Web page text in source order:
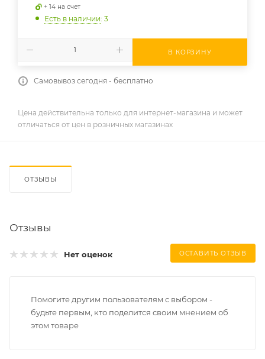
+ 14 на счет
Есть в наличии: 3
В КОРЗИНУ
Самовывоз сегодня - бесплатно
Цена действительна только для интернет-магазина и может
отличаться от цен в розничных магазинах
ОТЗЫВЫ
Отзывы
Нет оценок ОСТАВИТЬ ОТЗЫВ
Помогите другим пользователям с выбором -
будьте первым, кто поделится своим мнением об
этом товаре